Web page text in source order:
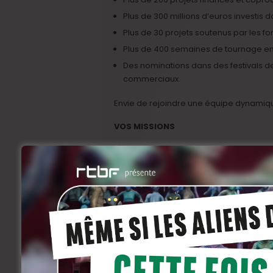
Plus de 300 millions d’euros investis
Plus de 30 projets soutenus par les
Plus de 400 semaines de tournage
Des nominations dans des festivals
commerciaux.
Envie de rejoindre une équipe
VOS MISSIONS
1/ Développement
Développement d’un réseau
l’international, recherche de
Suivi, encadrement et analyse des
développement, rédaction de
Compte rendu auprès de la
Pitch des projets dans différents
Elaboration de dossiers de